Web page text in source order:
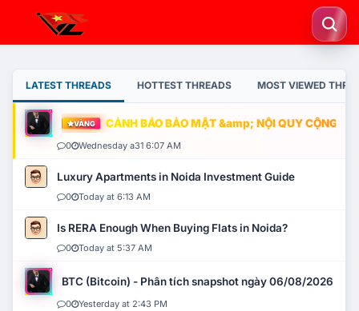
LATEST THREADS HOTTEST THREADS MOST VIEWED
VÀNG CẢNH BÁO BẢO MẬT &amp; NỘI QUY CỘNG
0 Wednesday a31 6:07 AM
Luxury Apartments in Noida Investment Guide
0 Today at 6:13 AM
Is RERA Enough When Buying Flats in Noida?
0 Today at 5:37 AM
BTC (Bitcoin) - Phân tích snapshot ngày 06/08/2026
0 Yesterday at 2:43 PM